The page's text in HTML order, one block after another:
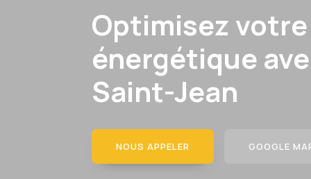
Optimisez
énergétique
Saint-Jean
NOUS APPELER GOOGLE